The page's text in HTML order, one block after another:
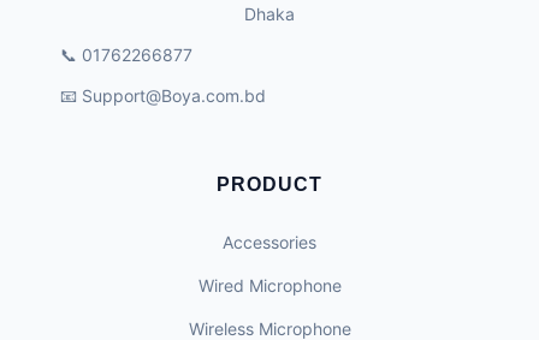
Dhaka
📞 01762266877
📧 Support@Boya.com.bd
PRODUCT
Accessories
Wired Microphone
Wireless Microphone